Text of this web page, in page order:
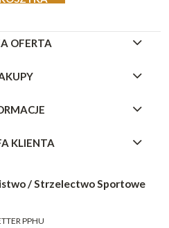
OFERTA
KLIENTA
/ Strzelectwo Sportowe
PPHU